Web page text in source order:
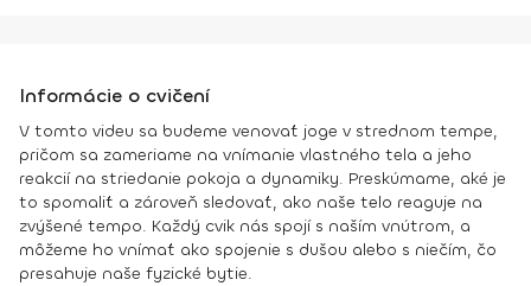
Informácie o cvičení
V tomto videu sa budeme venovať joge v strednom tempe,
pričom sa zameriame na vnímanie vlastného tela a jeho
reakcií na striedanie pokoja a dynamiky. Preskúmame, aké je
to spomaliť a zároveň sledovať, ako naše telo reaguje na
zvýšené tempo. Každý cvik nás spojí s naším vnútrom, a
môžeme ho vnímať ako spojenie s dušou alebo s niečím, čo
presahuje naše fyzické bytie.